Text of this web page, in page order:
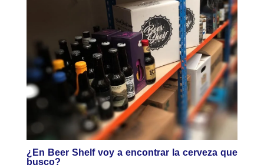
¿En Beer Shelf voy a encontrar la cerveza que
busco?